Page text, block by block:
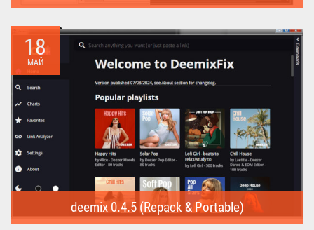
предназначена для...
18
МАЙ
deemix 0.4.5 (Repack & Portable)